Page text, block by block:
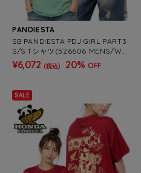
PANDIESTA
SB PANDIESTA PDJ GIRL PART3
S/S Tシャツ(526606 MENS/WO
MENS）
¥6,072 (税込) 20% OFF
SALE